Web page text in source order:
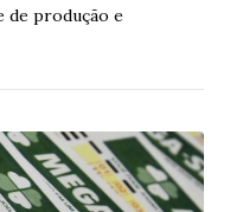
de produção e